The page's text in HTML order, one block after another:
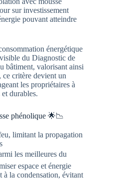
sur investissement
pouvant atteindre
énergétique
du Diagnostic de
bâtiment, valorisant ainsi
critère devient un
les propriétaires à
durables.
phénolique 🌟📉
limitant la propagation
les meilleures du
espace et énergie
à la condensation, évitant